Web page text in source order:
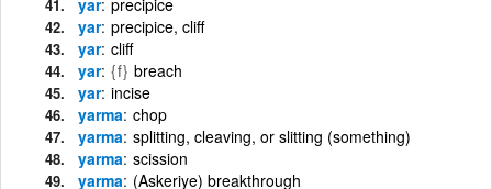
yar precipice, cliff
yar cliff
yar {f} breach
yar incise
yarma chop
yarma splitting, cleaving, or slitting (something)
yarma scission
yarma (Askeriye) breakthrough